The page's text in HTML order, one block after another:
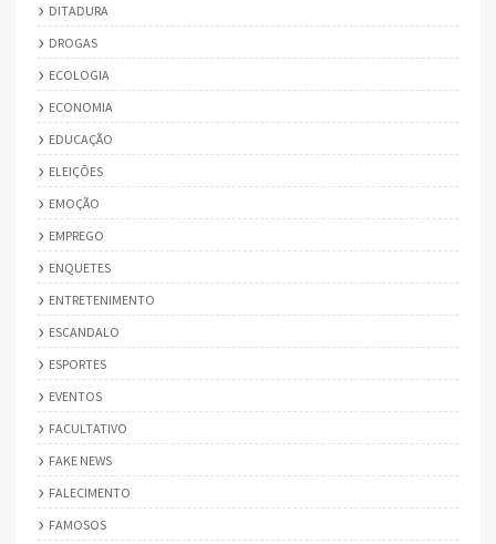
DITADURA
DROGAS
ECOLOGIA
ECONOMIA
EDUCAÇÃO
ELEIÇÕES
EMOÇÃO
EMPREGO
ENQUETES
ENTRETENIMENTO
ESCANDALO
ESPORTES
EVENTOS
FACULTATIVO
FAKE NEWS
FALECIMENTO
FAMOSOS